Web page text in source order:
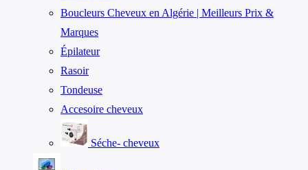
Boucleurs Cheveux en Algérie | Meilleurs Prix &
Marques
Épilateur
Rasoir
Tondeuse
Accesoire cheveux
Séche- cheveux